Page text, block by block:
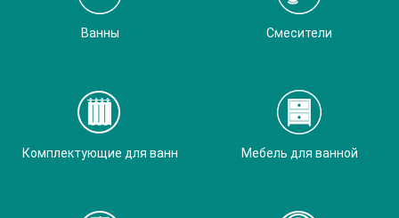
Ванны Смесители
Комплектующие для ванн Мебель для ванной